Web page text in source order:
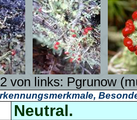
von links: Pgrunow
Neutral.